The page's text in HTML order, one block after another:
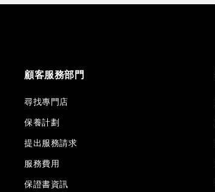
顧客服務部門
尋找專門店
保養計劃
提出服務請求
服務費用
保證書資訊